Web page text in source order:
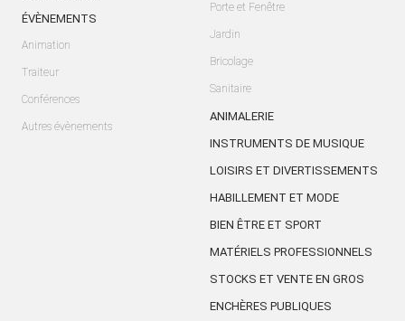
ÉVÈNEMENTS
Animation
Traiteur
Conférences
Autres évènements
Porte et Fenêtre
Jardin
Bricolage
Sanitaire
ANIMALERIE
INSTRUMENTS DE MUSIQUE
LOISIRS ET DIVERTISSEMENTS
HABILLEMENT ET MODE
BIEN ÊTRE ET SPORT
MATÉRIELS PROFESSIONNELS
STOCKS ET VENTE EN GROS
ENCHÈRES PUBLIQUES